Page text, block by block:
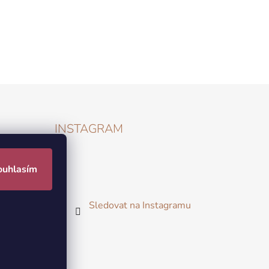
INSTAGRAM
Sledovat na Instagramu